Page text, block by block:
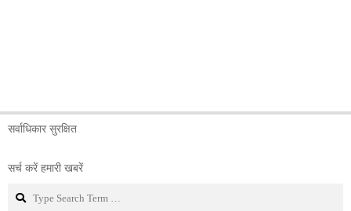
सर्वाधिकार सुरक्षित
सर्च करें हमारी खबरें